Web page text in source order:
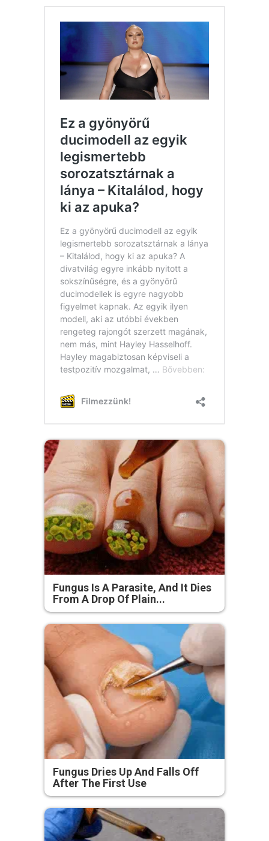
Fungus Is A Parasite, And It Dies
From A Drop Of Plain...
Fungus Dries Up And Falls Off
After The First Use